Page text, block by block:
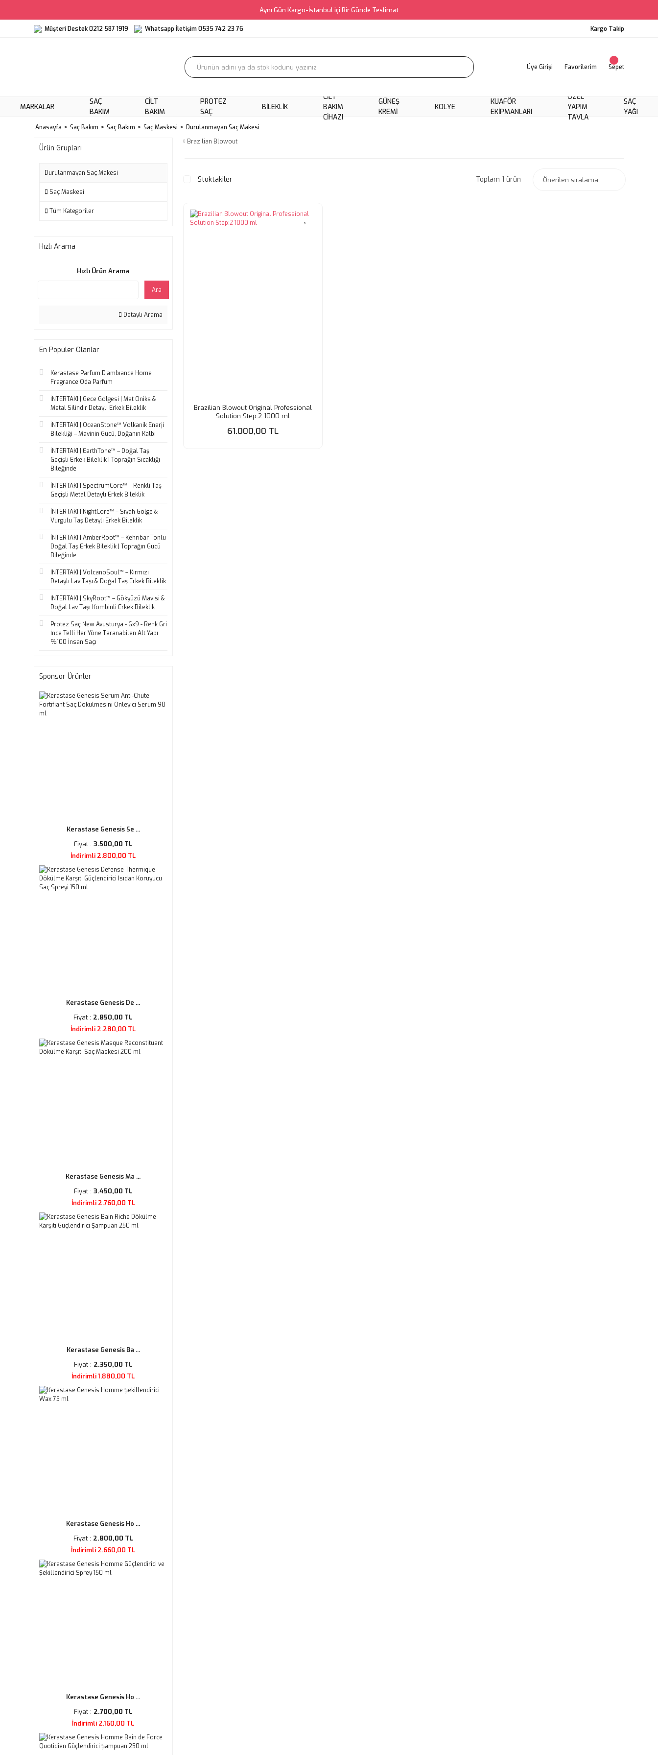
Aynı Gün Kargo-İstanbul içi Bir Günde Teslimat
Müşteri Destek 0212 587 1919 Whatsapp İletişim 0535 742 23 76 Kargo Takip
Üye Girişi Favorilerim Sepet
MARKALAR
SAÇ
BAKIM
CILT
BAKIM
PROTEZ
SAÇ
BILEKLIK
CILT
BAKIM
CIHAZI
GÜNEŞ
KREMI
KOLYE
KUAFÖR
EKIPMANLARI
ÖZEL
YAPIM
TAVLA
SAÇ
YAĞI
Anasayfa Saç Bakım Saç Bakım Saç Maskesi Durulanmayan Saç Makesi
Ürün Grupları
Durulanmayan Saç Makesi
Saç Maskesi
Tüm Kategoriler
Hızlı Arama
Hızlı Ürün Arama
Ara
Detaylı Arama
En Populer Olanlar
Kerastase Parfum D'ambıance Home
Fragrance Oda Parfüm
İNTERTAKI | Gece Gölgesi | Mat Oniks &
Metal Silindir Detaylı Erkek Bileklik
İNTERTAKI | OceanStone™ Volkanik Enerji
Bilekliği – Mavinin Gücü, Doğanın Kalbi
İNTERTAKI | EarthTone™ – Doğal Taş
Geçişli Erkek Bileklik | Toprağın Sıcaklığı
Bileğinde
İNTERTAKI | SpectrumCore™ – Renkli Taş
Geçişli Metal Detaylı Erkek Bileklik
İNTERTAKI | NightCore™ – Siyah Gölge &
Vurgulu Taş Detaylı Erkek Bileklik
İNTERTAKI | AmberRoot™ – Kehribar Tonlu
Doğal Taş Erkek Bileklik | Toprağın Gücü
Bileğinde
İNTERTAKI | VolcanoSoul™ – Kırmızı
Detaylı Lav Taşı & Doğal Taş Erkek Bileklik
İNTERTAKI | SkyRoot™ – Gökyüzü Mavisi &
Doğal Lav Taşı Kombinli Erkek Bileklik
Protez Saç New Avusturya - 6x9 - Renk Gri
İnce Telli Her Yöne Taranabilen Alt Yapı
%100 İnsan Saçı
Sponsor Ürünler
Kerastase Genesis Se ...
Fiyat : 3.500,00 TL
İndirimli 2.800,00 TL
Kerastase Genesis De ...
Fiyat : 2.850,00 TL
İndirimli 2.280,00 TL
Kerastase Genesis Ma ...
Fiyat : 3.450,00 TL
İndirimli 2.760,00 TL
Kerastase Genesis Ba ...
Fiyat : 2.350,00 TL
İndirimli 1.880,00 TL
Kerastase Genesis Ho ...
Fiyat : 2.800,00 TL
İndirimli 2.660,00 TL
Kerastase Genesis Ho ...
Fiyat : 2.700,00 TL
İndirimli 2.160,00 TL
Brazilian Blowout
Stoktakiler Toplam 1 ürün
Brazilian Blowout Original Professional
Solution Step:2 1000 ml
61.000,00 TL